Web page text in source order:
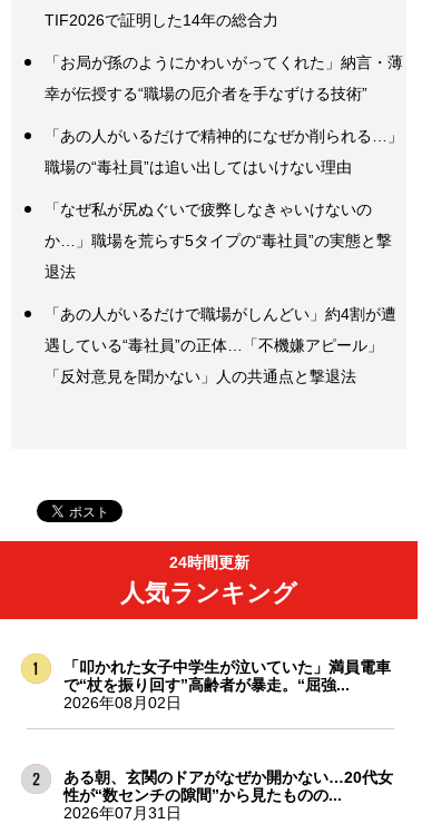
TIF2026で証明した14年の総合力
「お局が孫のようにかわいがってくれた」納言・薄
幸が伝授する“職場の厄介者を手なずける技術”
「あの人がいるだけで精神的になぜか削られる…」
職場の“毒社員”は追い出してはいけない理由
「なぜ私が尻ぬぐいで疲弊しなきゃいけないの
か…」職場を荒らす5タイプの“毒社員”の実態と撃
退法
「あの人がいるだけで職場がしんどい」約4割が遭
遇している“毒社員”の正体…「不機嫌アピール」
「反対意見を聞かない」人の共通点と撃退法
24時間更新
人気ランキング
「叩かれた女子中学生が泣いていた」満員電車
で“杖を振り回す”高齢者が暴走。“屈強...
2026年08月02日
ある朝、玄関のドアがなぜか開かない…20代女
性が“数センチの隙間”から見たものの...
2026年07月31日